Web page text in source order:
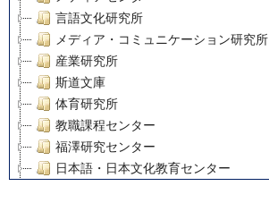
言語文化研究所
メディア・コミュニケーション研究所
産業研究所
斯道文庫
体育研究所
教職課程センター
福澤研究センター
日本語・日本文化教育センター